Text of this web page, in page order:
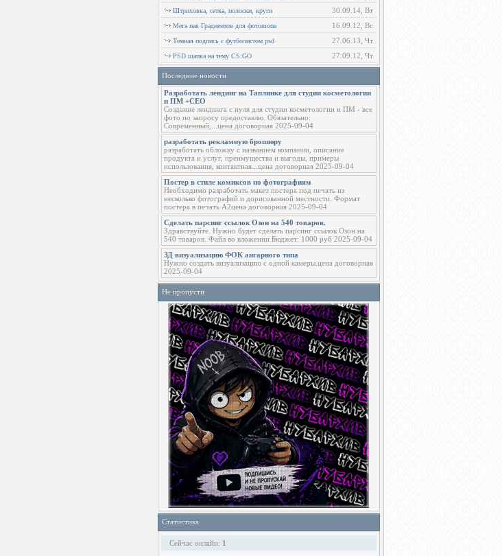
30.09.14, Вт
Штриховка, сетка, полоски, круги
16.09.12, Вс
Мега пак Градиентов для фотошопа
27.06.13, Чт
Темная подпись с футболистом psd
27.09.12, Чт
PSD шапка на тему CS:GO
Последние новости
Разработать лендинг на Таплинке для студии косметологии
и ПМ +СЕО
Создание лендинга с нуля для студии косметологии и ПМ - все
фото по запросу предоставлю. Обязательно:
Современный,...цена договорная 2025-09-04
разработать рекламную брошюру
разработать обложку с названием компании, описание
продукта и услуг, преимущества и выгоды, примеры
использования, контактная...цена договорная 2025-09-04
Постер в стиле комиксов по фотографиям
Необходимо разработать макет постера под печать из
несколько фотографий и дорисованной местности. Формат
постера в печать А2цена договорная 2025-09-04
Сделать парсинг ссылок Озон на 540 товаров.
Здравствуйте. Нужно будет сделать парсинг ссылок Озон на
540 товаров. Файл во вложении.Бюджет: 1000 руб 2025-09-04
ЗД визуализацию ФОК ангарного типа
Нужно создать визуализацию с одной камеры.цена договорная
2025-09-04
Не пропусти
Статистика
Сейчас онлайн: 1